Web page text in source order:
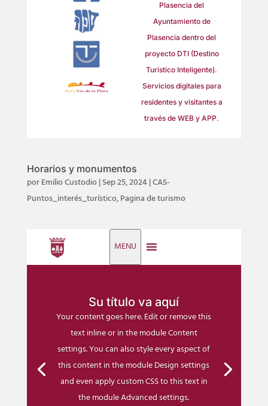
Plasencia del
Ayuntamiento de
Plasencia dentro del
proyecto DTI (Destino
Turístico Inteligente).
Servicios digitales para
residentes y visitantes a
través deWEB yAPP.
Horarios y monumentos
porEmilio Custodio|Sep 25, 2024|CAS-
Puntos_interés_turístico,Pagina de turismo
MENU
Su título va aquí
Your content goes here. Edit or remove this
text inline or in the module Content
settings. You can also style every aspect of
this content in the module Design settings
and even apply custom CSS to this text in
the module Advanced settings.